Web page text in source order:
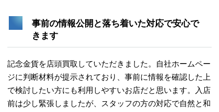
事前の情報公開と落ち着いた対応で安心で
きます
記念金貨を店頭買取していただきました。自社ホームペー
ジに判断材料が提示されており、事前に情報を確認した上
で検討したい方にも利用しやすいお店だと思います。入店
前は少し緊張しましたが、スタッフの方の対応で自然と和